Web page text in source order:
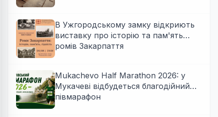
В Ужгородському замку відкриють
виставку про історію та пам'ять
ромів Закарпаття
Mukachevo Half Marathon 2026: у
Мукачеві відбудеться благодійний
півмарафон